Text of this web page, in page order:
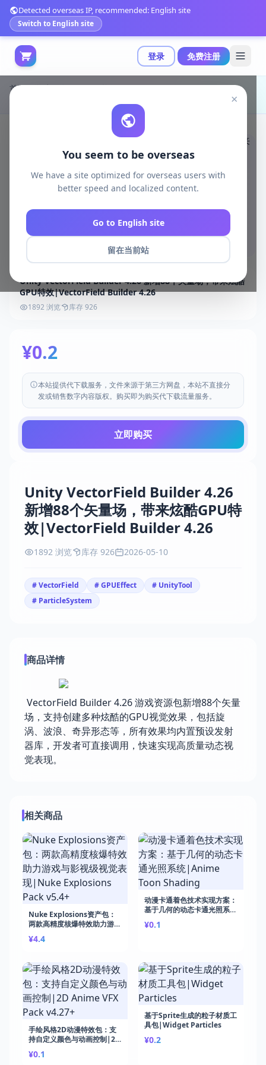
登录 免费注册
Detected overseas IP, recommended: English site
Switch to English site
×
You seem to be overseas
We have a site optimized for overseas users with
better speed and localized content.
Go to English site
留在当前站
首页 游戏开发 unreal资源
Unreal Engine Visual FX
Unity VectorField Builder 4.26
新增88个矢量场，带来炫酷GPU特
效|VectorField Builder 4.26
1892 浏览 库存 926 2026-05-10
# VectorField # GPUEffect
# UnityTool
# ParticleSystem
商品详情
VectorField Builder 4.26 游戏资源包新增88个矢量
场，支持创建多种炫酷的GPU视觉效果，包括旋
涡、波浪、奇异形态等，所有效果均内置预设发射
器库，开发者可直接调用，快速实现高质量动态视
觉表现。
相关商品
Nuke Explosions资产包：
两款高精度核爆特效助力游戏
Explosions Pack v5.4+
¥4.4
动漫卡通着色技术实现方案：
基于几何的动态卡通光照系
¥0.1
手绘风格2D动漫特效包：支
持自定义颜色与动画控制|2D
¥0.1
基于Sprite生成的粒子材质工
具包|Widget Particles
¥0.2
Unity VectorField Builder 4.26 新增88个矢量场，带来炫酷
GPU特效|VectorField Builder 4.26
1892 浏览 库存 926
¥0.2
本站提供代下载服务，文件来源于第三方网盘，本站不直接分
发或销售数字内容版权。购买即为购买代下载流量服务。
立即购买